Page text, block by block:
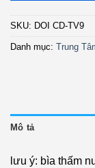
SKU: DOI CD-TV9
Danh mục: Trung
Mô tả
lưu ý: bìa thấm